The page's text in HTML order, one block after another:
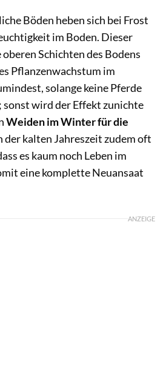
Böden heben sich bei Frost
im Boden. Dieser
Schichten des Bodens
Pflanzenwachstum im
solange keine Pferde
wird der Effekt zunichte
Weiden im Winter für die
der kalten Jahreszeit zudem oft
es kaum noch Leben im
eine komplette Neuansaat
ANZEIGE